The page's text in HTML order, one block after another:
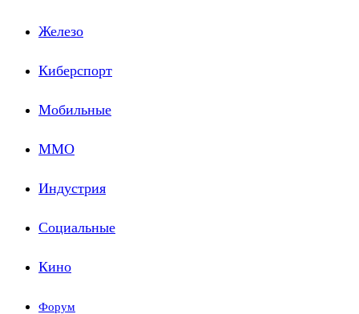
Железо
Киберспорт
Мобильные
ММО
Индустрия
Социальные
Кино
Форум